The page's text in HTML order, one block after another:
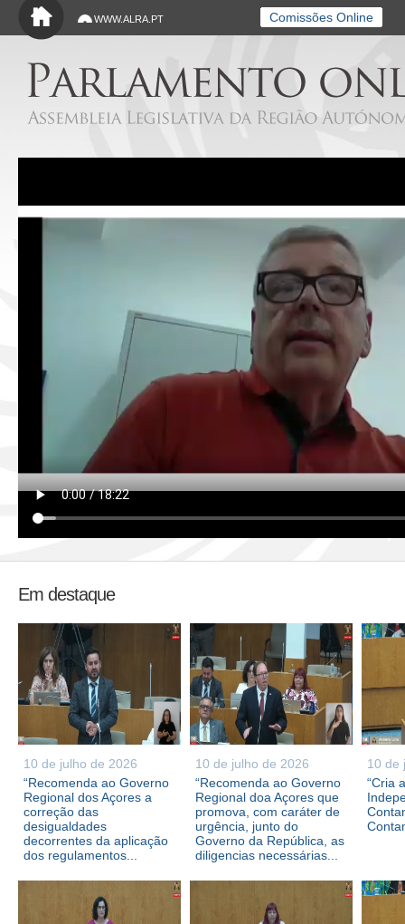
Saltar para o conteúdo principal
WWW.ALRA.PT Comissões Online
Em destaque
10 de julho de 2026
“Recomenda ao Governo
Regional dos Açores a
correção das
desigualdades
decorrentes da aplicação
dos regulamentos...
10 de julho de 2026
“Recomenda ao Governo
Regional doa Açores que
promova, com caráter de
urgência, junto do
Governo da República, as
diligencias necessárias...
10 de
“Cria